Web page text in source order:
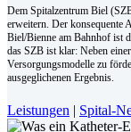
Dem Spitalzentrum Biel
erweitern. Der konsequente
Biel/Bienne am Bahnhof ist
das SZB ist klar: Neben
Versorgungsmodelle zu
ausgeglichenen Ergebnis.
Leistungen | Spital-